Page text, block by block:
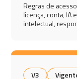
Regras de
licença, conta, IA
intelectual,
V3